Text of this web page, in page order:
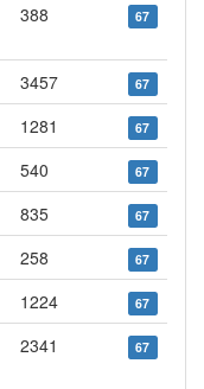
388 67
3457 67
1281 67
540 67
835 67
258 67
1224 67
2341 67